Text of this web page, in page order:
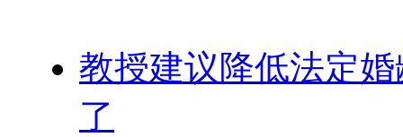
教授建议降低法定婚
了